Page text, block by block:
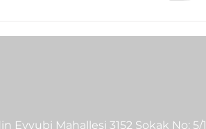
Eyyubi Mahallesi 3152 Sokak No: 5/1